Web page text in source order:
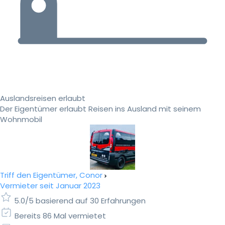
Auslandsreisen erlaubt
Der Eigentümer erlaubt Reisen ins Ausland mit seinem
Wohnmobil
Triff den Eigentümer, Conor
Vermieter seit Januar 2023
5.0/5 basierend auf 30 Erfahrungen
Bereits 86 Mal vermietet